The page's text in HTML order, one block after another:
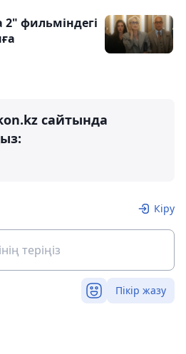
2" фильміндегі
сайтында
Кіру
Пікір жазу